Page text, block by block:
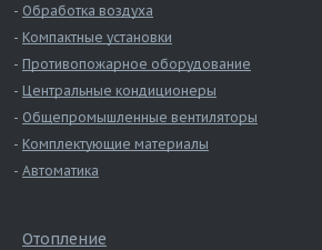
Обработка воздуха
Компактные установки
Противопожарное оборудование
Центральные кондиционеры
Общепромышленные вентиляторы
Комплектующие материалы
Автоматика
Отопление